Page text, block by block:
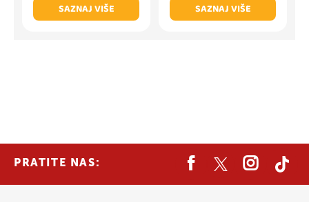
SAZNAJ VIŠE
SAZNAJ VIŠE
PRATITE NAS: